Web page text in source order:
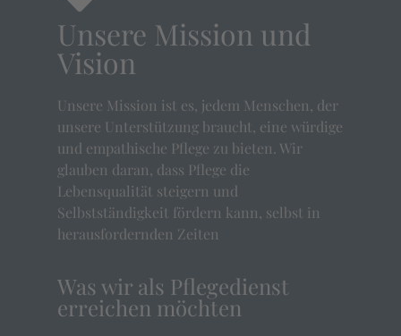
Unsere Mission und
Vision
Unsere Mission ist es, jedem Menschen, der
unsere Unterstützung braucht, eine würdige
und empathische Pflege zu bieten. Wir
glauben daran, dass Pflege die
Lebensqualität steigern und
Selbstständigkeit fördern kann, selbst in
herausfordernden Zeiten
Was wir als Pflegedienst
erreichen möchten